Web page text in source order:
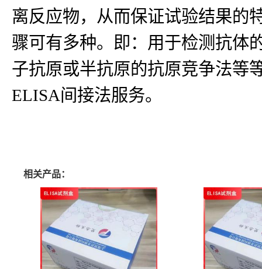
离反应物，从而保证试验结果的
骤可有多种。即：用于检测抗体
子抗原或半抗原的抗原竞争法等
ELISA间接法服务。
相关产品：